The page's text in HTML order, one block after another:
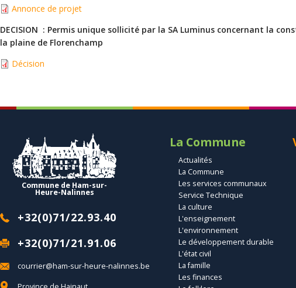
Annonce de projet
DECISION : Permis unique sollicité par la SA Luminus concernant la
la plaine de Florenchamp
Décision
Commune de Ham-sur-
Heure-Nalinnes
+32(0)71/22.93.40
+32(0)71/21.91.06
courrier@ham-sur-heure-nalinnes.be
La Commune
Actualités
La Commune
Les services communaux
Service Technique
La culture
L'enseignement
L'environnement
Le développement durable
L'état civil
La famille
Les finances